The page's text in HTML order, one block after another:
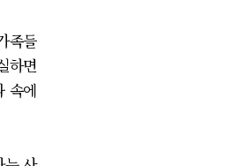
족들
하면
속에